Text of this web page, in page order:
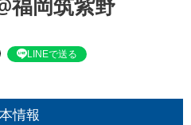
LINEで送る
情報